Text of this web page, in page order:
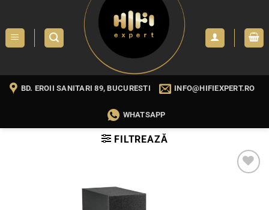
content
BD. EROII SANITARI 89, BUCURESTI INFO@HIFIEXPERT.RO
WHATSAPP
FILTREAZĂ